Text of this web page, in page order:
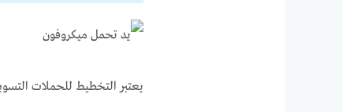
يعتبر التخطيط للحملات